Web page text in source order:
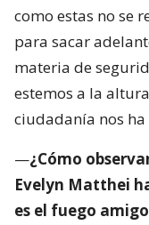
como estas no se
para sacar
materia de
estemos a la
ciudadanía nos
—¿Cómo
Evelyn Matthei
es el fuego